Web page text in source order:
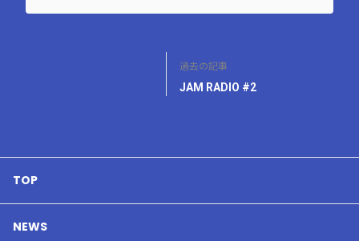
過去の記事
JAM RADIO #2
TOP
NEWS